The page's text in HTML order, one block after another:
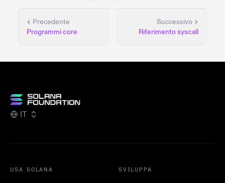
Precedente
Programmi core
Successivo
Riferimento syscall
IT
USA SOLANA SVILUPPA